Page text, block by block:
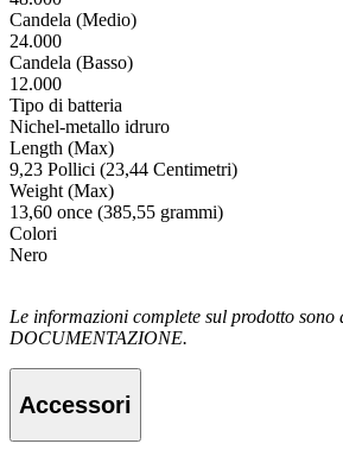
Candela (Medio)
24.000
Candela (Basso)
12.000
Tipo di batteria
Nichel-metallo idruro
Length (Max)
9,23 Pollici (23,44 Centimetri)
Weight (Max)
13,60 once (385,55 grammi)
Colori
Nero
Le informazioni complete sul prodotto sono
DOCUMENTAZIONE.
Accessori